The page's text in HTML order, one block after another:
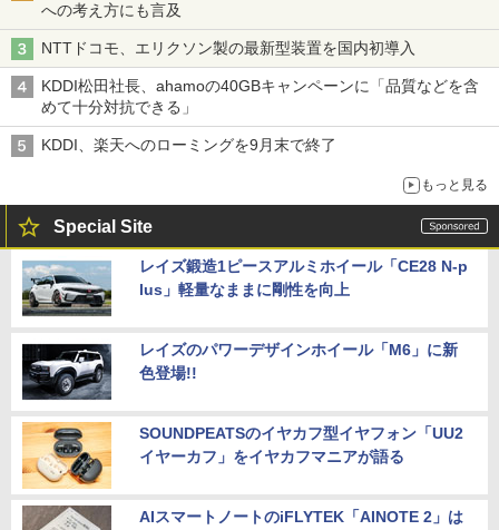
への考え方にも言及
NTTドコモ、エリクソン製の最新型装置を国内初導入
KDDI松田社長、ahamoの40GBキャンペーンに「品質などを含
めて十分対抗できる」
KDDI、楽天へのローミングを9月末で終了
もっと見る
Special Site
レイズ鍛造1ピースアルミホイール「CE28 N-p
lus」軽量なままに剛性を向上
レイズのパワーデザインホイール「M6」に新
色登場!!
SOUNDPEATSのイヤカフ型イヤフォン「UU2
イヤーカフ」をイヤカフマニアが語る
AIスマートノートのiFLYTEK「AINOTE 2」は